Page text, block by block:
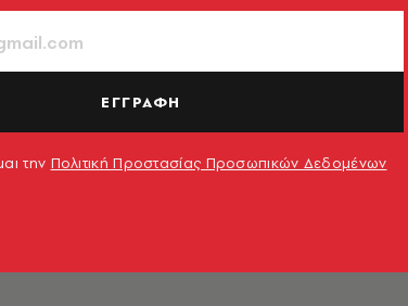
Trail: Μια
και
και βιωσιμότητα συναντιούνται στο
ΕΓΓΡΑΦΗ
την Πολιτική Προστασίας Προσωπικών Δεδομένων